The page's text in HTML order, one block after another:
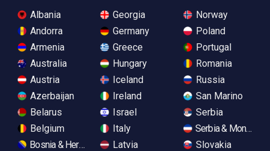
Albania
Andorra
Armenia
Australia
Austria
Azerbaijan
Belarus
Belgium
Bosnia & Herzegovina
Georgia
Germany
Greece
Hungary
Iceland
Ireland
Israel
Italy
Latvia
Norway
Poland
Portugal
Romania
Russia
San Marino
Serbia
Serbia &
Slovakia